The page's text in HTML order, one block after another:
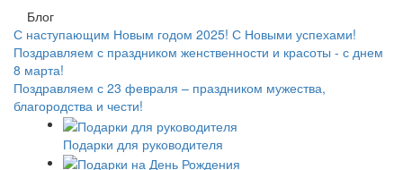
Блог
С наступающим Новым годом 2025! С Новыми успехами!
Поздравляем с праздником женственности и красоты - с днем
8 марта!
Поздравляем с 23 февраля – праздником мужества,
благородства и чести!
Подарки для руководителя